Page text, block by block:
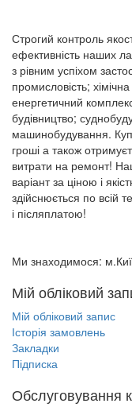
Строгий контроль
ефективність наших
з рівним успіхом
промисловість;
енергетичний
будівництво;
машинобудування.
гроші а також
витрати на ремонт!
варіант за ціною і
здійснюється по всій
і післяплатою!
Ми знаходимося:
Мій обліковий
Мій обліковий запис
Історія замовлень
Закладки
Підписка
Обслуговування